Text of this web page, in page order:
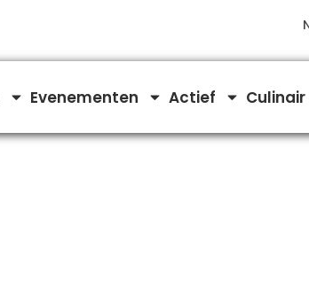
Evenementen Actief Culinair